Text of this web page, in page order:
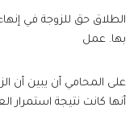
الطلاق حق للزوجة في
بها. عمل
على المحامي أن يبين أن
أنها كانت نتيجة استمرار